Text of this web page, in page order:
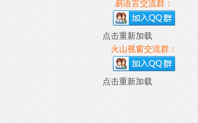
易语言交流群：
点击重新加载
火山视窗交流群：
点击重新加载